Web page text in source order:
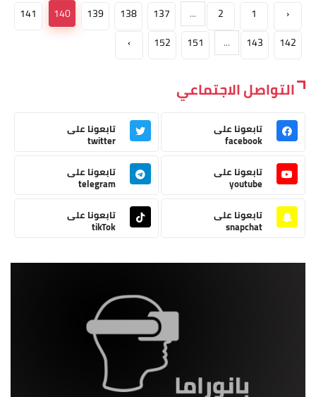
‹
1
2
...
137
138
139
140
141
142
143
...
151
152
›
التواصل الاجتماعي
تابعونا على
facebook
تابعونا على
twitter
تابعونا على
youtube
تابعونا على
telegram
تابعونا على
snapchat
تابعونا على
tikTok